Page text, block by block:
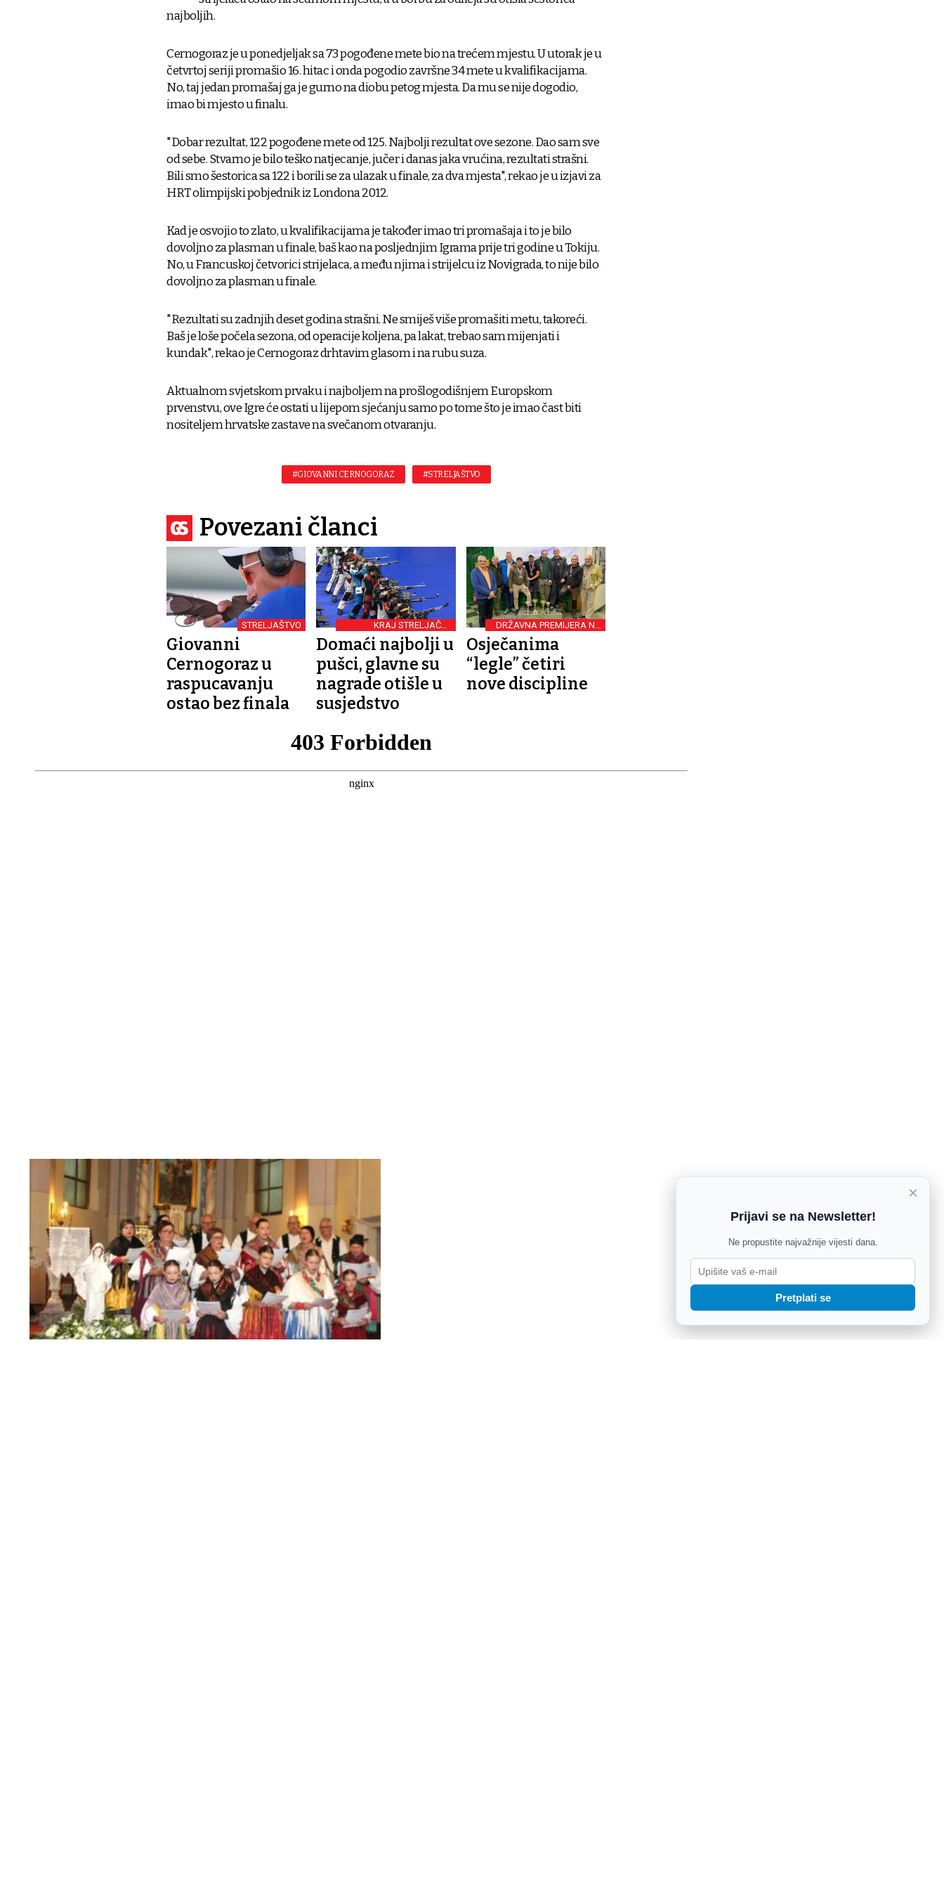
najboljih.
Cernogoraz je u ponedjeljak sa 73 pogođene mete bio na trećem mjestu. U utorak je u
četvrtoj seriji promašio 16. hitac i onda pogodio završne 34 mete u kvalifikacijama.
No, taj jedan promašaj ga je gurno na diobu petog mjesta. Da mu se nije dogodio,
imao bi mjesto u finalu.
"Dobar rezultat, 122 pogođene mete od 125. Najbolji rezultat ove sezone. Dao sam sve
od sebe. Stvarno je bilo teško natjecanje, jučer i danas jaka vrućina, rezultati strašni.
Bili smo šestorica sa 122 i borili se za ulazak u finale, za dva mjesta", rekao je u izjavi za
HRT olimpijski pobjednik iz Londona 2012.
Kad je osvojio to zlato, u kvalifikacijama je također imao tri promašaja i to je bilo
dovoljno za plasman u finale, baš kao na posljednjim Igrama prije tri godine u Tokiju.
No, u Francuskoj četvorici strijelaca, a među njima i strijelcu iz Novigrada, to nije bilo
dovoljno za plasman u finale.
"Rezultati su zadnjih deset godina strašni. Ne smiješ više promašiti metu, takoreći.
Baš je loše počela sezona, od operacije koljena, pa lakat, trebao sam mijenjati i
kundak", rekao je Cernogoraz drhtavim glasom i na rubu suza.
Aktualnom svjetskom prvaku i najboljem na prošlogodišnjem Europskom
prvenstvu, ove Igre će ostati u lijepom sjećanju samo po tome što je imao čast biti
nositeljem hrvatske zastave na svečanom otvaranju.
#GIOVANNI CERNOGORAZ #STRELJAŠTVO
Povezani članci
STRELJAŠTVO
Giovanni
Cernogoraz u
raspucavanju
ostao bez finala
KRAJ STRELJAČKE
SEZONE U SD-U JUG
Domaći najbolji u
pušci, glavne su
nagrade otišle u
susjedstvo
DRŽAVNA PREMIJERA NA
STRELJANI PAMPAS
Osječanima
“legle” četiri
nove discipline
×
Prijavi se na Newsletter!
Ne propustite najvažnije vijesti dana.
Pretplati se